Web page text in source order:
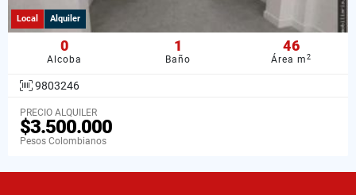
Local Alquiler
0
Alcoba
1
Baño
46
Área m2
9803246
PRECIO ALQUILER
$3.500.000
Pesos Colombianos